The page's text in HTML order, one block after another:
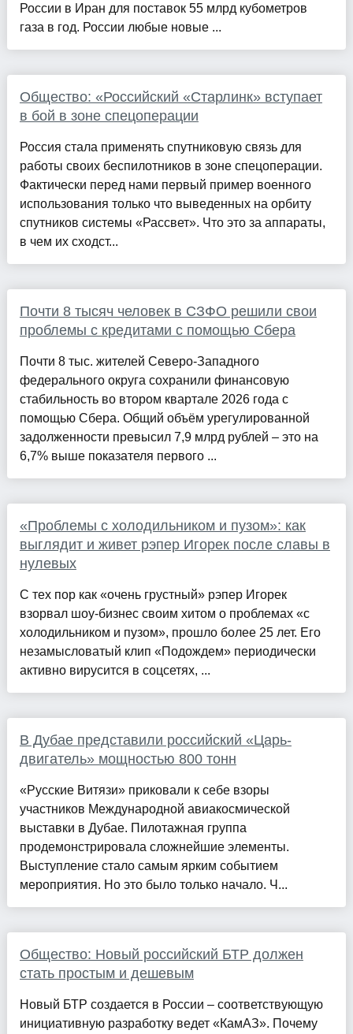
России в Иран для поставок 55 млрд кубометров
газа в год. России любые новые ...
Общество: «Российский «Старлинк» вступает
в бой в зоне спецоперации
Россия стала применять спутниковую связь для
работы своих беспилотников в зоне спецоперации.
Фактически перед нами первый пример военного
использования только что выведенных на орбиту
спутников системы «Рассвет». Что это за аппараты,
в чем их сходст...
Почти 8 тысяч человек в СЗФО решили свои
проблемы с кредитами с помощью Сбера
Почти 8 тыс. жителей Северо-Западного
федерального округа сохранили финансовую
стабильность во втором квартале 2026 года с
помощью Сбера. Общий объём урегулированной
задолженности превысил 7,9 млрд рублей – это на
6,7% выше показателя первого ...
«Проблемы с холодильником и пузом»: как
выглядит и живет рэпер Игорек после славы в
нулевых
С тех пор как «очень грустный» рэпер Игорек
взорвал шоу-бизнес своим хитом о проблемах «с
холодильником и пузом», прошло более 25 лет. Его
незамысловатый клип «Подождем» периодически
активно вирусится в соцсетях, ...
В Дубае представили российский «Царь-
двигатель» мощностью 800 тонн
«Русские Витязи» приковали к себе взоры
участников Международной авиакосмической
выставки в Дубае. Пилотажная группа
продемонстрировала сложнейшие элементы.
Выступление стало самым ярким событием
мероприятия. Но это было только начало. Ч...
Общество: Новый российский БТР должен
стать простым и дешевым
Новый БТР создается в России – соответствующую
инициативную разработку ведет «КамАЗ». Почему